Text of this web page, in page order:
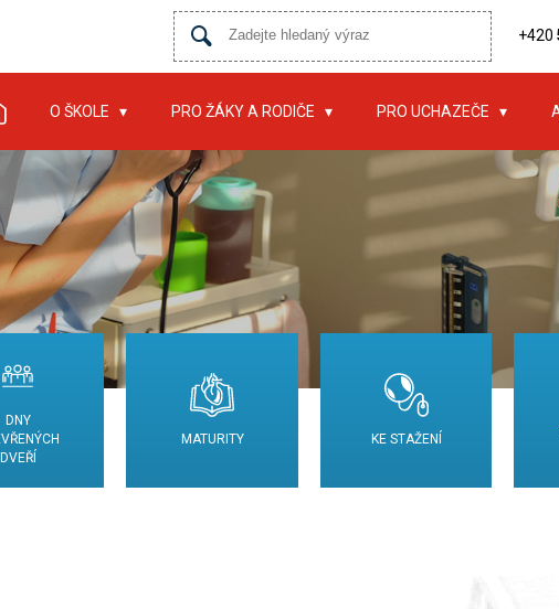
+420
O ŠKOLE PRO ŽÁKY A RODIČE PRO UCHAZEČE
DNY
DVEŘÍ
MATURITY KE STAŽENÍ